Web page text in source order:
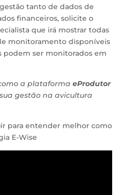
tanto de dados de
financeiros, solicite o
que irá mostrar todas
monitoramento disponíveis
podem ser monitorados em
a plataforma eProdutor
gestão na avicultura
para entender melhor como
E-Wise